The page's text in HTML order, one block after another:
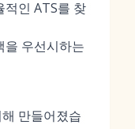
적인 ATS를 찾
을 우선시하는
만들어졌습